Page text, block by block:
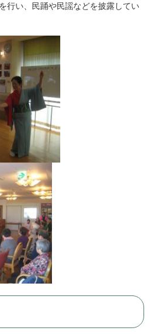
行い、民踊や民謡などを披露してい